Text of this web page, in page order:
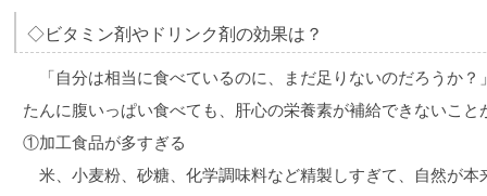
◇ビタミン剤やドリンク剤の効果は？
「自分は相当に食べているのに、まだ足りないのだろうか？
たんに腹いっぱい食べても、肝心の栄養素が補給できないこ
①加工食品が多すぎる
米、小麦粉、砂糖、化学調味料など精製しすぎて、自然が本